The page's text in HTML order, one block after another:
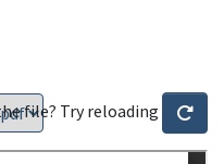
file? Try reloading